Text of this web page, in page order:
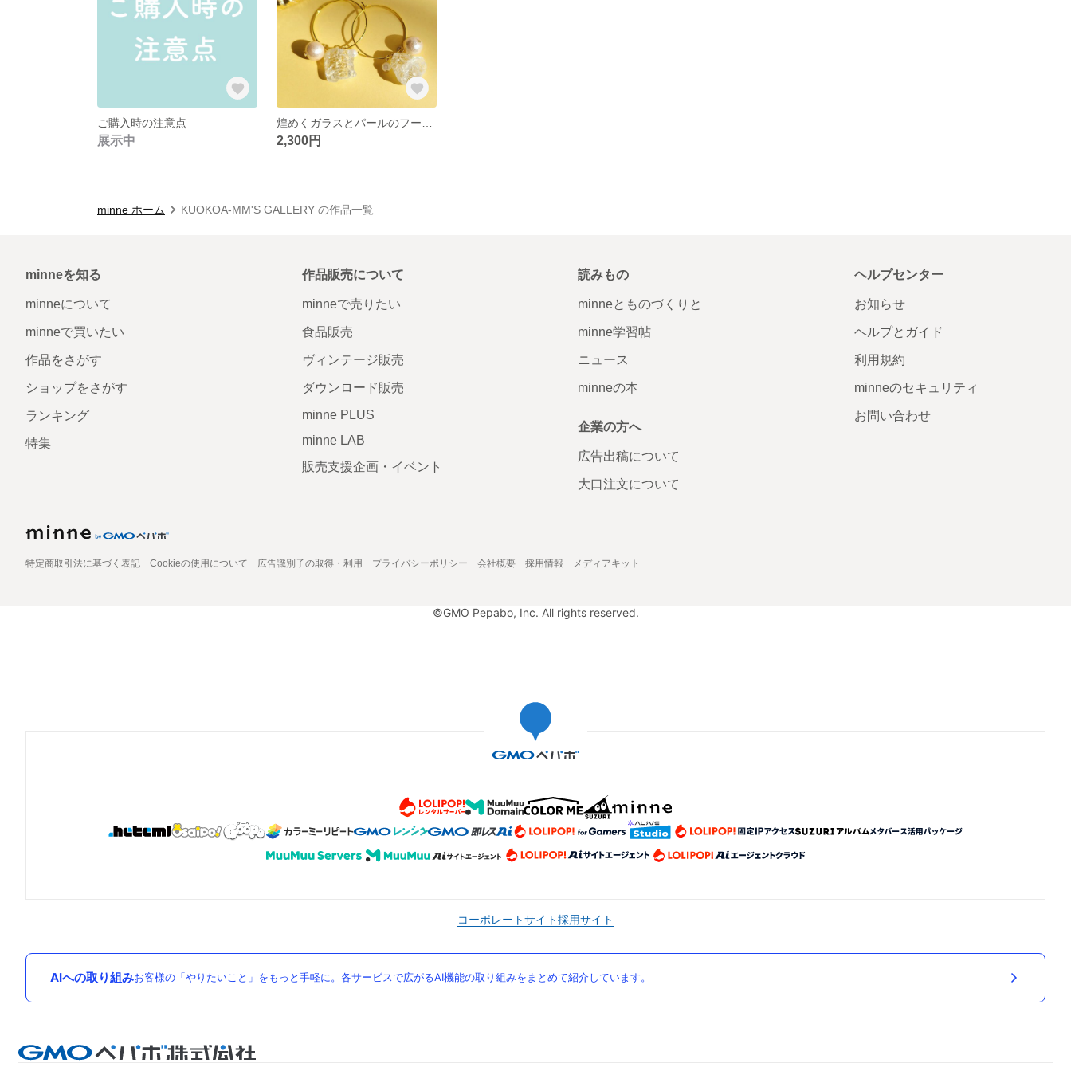
ご購入時の注意点
展示中 2,300円
minne ホーム KUOKOA-MM'S GALLERY の作品一覧
minneを知る
minneについて
minneで買いたい
作品をさがす
ショップをさがす
ランキング
特集
作品販売について
minneで売りたい
食品販売
ヴィンテージ販売
ダウンロード販売
minne PLUS
minne LAB
販売支援企画・イベント
読みもの
minneとものづくりと
minne学習帖
ニュース
minneの本
企業の方へ
広告出稿について
大口注文について
ヘルプセンター
お知らせ
ヘルプとガイド
利用規約
minneのセキュリティ
お問い合わせ
特定商取引法に基づく表記 Cookieの使用について 広告識別子の取得・利用 プライバシーポリシー 会社概要 採用情報 メディアキット
©GMO Pepabo, Inc. All rights reserved.
コーポレートサイト採用サイト
AIへの取り組みお客様の「やりたいこと」をもっと手軽に。各サービスで広がるAI機能の取り組みをまとめて紹介しています。